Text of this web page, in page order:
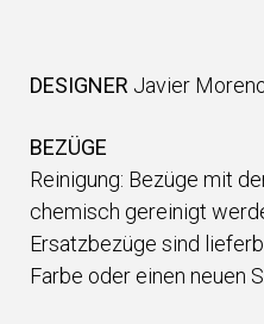
DESIGNER Javier
BEZÜGE
Reinigung: Bezüge mit
chemisch gereinigt
Ersatzbezüge sind
Farbe oder einen neuen